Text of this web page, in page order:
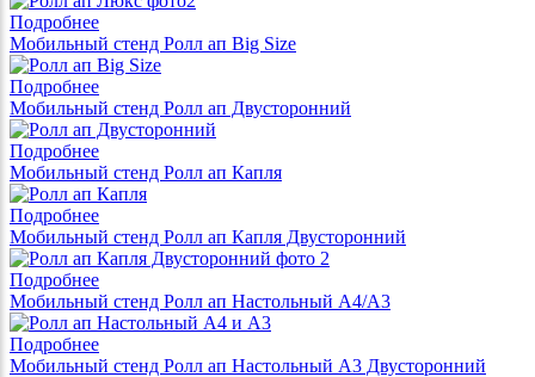
Подробнее
Мобильный стенд Ролл ап Big Size
Подробнее
Мобильный стенд Ролл ап Двусторонний
Подробнее
Мобильный стенд Ролл ап Капля
Подробнее
Мобильный стенд Ролл ап Капля Двусторонний
Подробнее
Мобильный стенд Ролл ап Настольный А4/A3
Подробнее
Мобильный стенд Ролл ап Настольный A3 Двусторонний